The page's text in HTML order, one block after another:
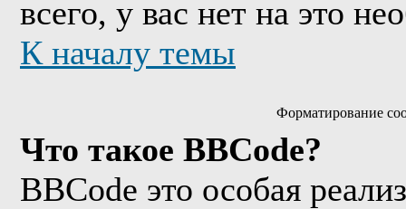
всего, у вас нет на это
К началу темы
Форматирование
Что такое BBCode?
BBCode это особая